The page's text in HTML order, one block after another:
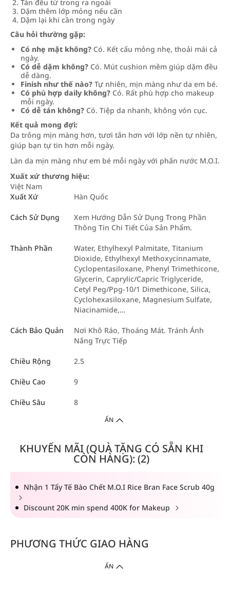
Tán đều từ trong ra ngoài
Dặm thêm lớp mỏng nếu cần
Dặm lại khi cần trong ngày
Câu hỏi thường gặp:
Có nhẹ mặt không? Có. Kết cấu mỏng nhẹ, thoải mái cả
ngày.
Có dễ dặm không? Có. Mút cushion mềm giúp dặm đều
dễ dàng.
Finish như thế nào? Tự nhiên, mịn màng như da em bé.
Có phù hợp daily không? Có. Rất phù hợp cho makeup
mỗi ngày.
Có dễ tán không? Có. Tiệp da nhanh, không vón cục.
Kết quả mong đợi:
Da trông mịn màng hơn, tươi tắn hơn với lớp nền tự nhiên,
giúp bạn tự tin hơn mỗi ngày.
Làn da mịn màng như em bé mỗi ngày với phấn nước M.O.I.
Xuất xứ thương hiệu:
Việt Nam
Xuất Xứ
Hàn Quốc
Cách Sử Dụng
Xem Hướng Dẫn Sử Dụng Trong Phần
Thông Tin Chi Tiết Của Sản Phẩm.
Thành Phần
Water, Ethylhexyl Palmitate, Titanium
Dioxide, Ethylhexyl Methoxycinnamate,
Cyclopentasiloxane, Phenyl Trimethicone,
Glycerin, Caprylic/Capric Triglyceride,
Cetyl Peg/Ppg-10/1 Dimethicone, Silica,
Cyclohexasiloxane, Magnesium Sulfate,
Niacinamide,…
Cách Bảo Quản
Nơi Khô Ráo, Thoáng Mát. Tránh Ánh
Nắng Trực Tiếp
Chiều Rộng 2.5
Chiều Cao 9
Chiều Sâu 8
ẨN
KHUYẾN MÃI (QUÀ TẶNG CÓ SẴN KHI
CÒN HÀNG): (2)
Nhận 1 Tẩy Tế Bào Chết M.O.I Rice Bran Face Scrub 40g
Discount 20K min spend 400K for Makeup
PHƯƠNG THỨC GIAO HÀNG
ẨN